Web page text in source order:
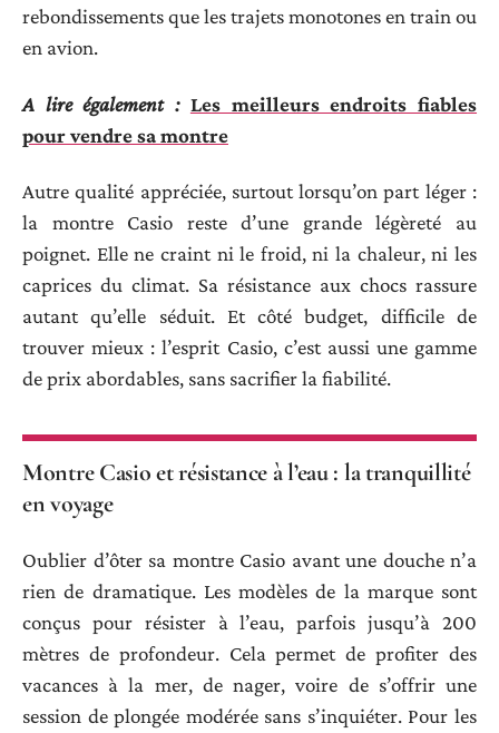
rebondissements que les trajets monotones en train ou
en avion.
A lire également : Les meilleurs endroits fiables
pour vendre sa montre
Autre qualité appréciée, surtout lorsqu’on part léger :
la montre Casio reste d’une grande légèreté au
poignet. Elle ne craint ni le froid, ni la chaleur, ni les
caprices du climat. Sa résistance aux chocs rassure
autant qu’elle séduit. Et côté budget, difficile de
trouver mieux : l’esprit Casio, c’est aussi une gamme
de prix abordables, sans sacrifier la fiabilité.
Montre Casio et résistance à l’eau : la tranquillité
en voyage
Oublier d’ôter sa montre Casio avant une douche n’a
rien de dramatique. Les modèles de la marque sont
conçus pour résister à l’eau, parfois jusqu’à 200
mètres de profondeur. Cela permet de profiter des
vacances à la mer, de nager, voire de s’offrir une
session de plongée modérée sans s’inquiéter. Pour les